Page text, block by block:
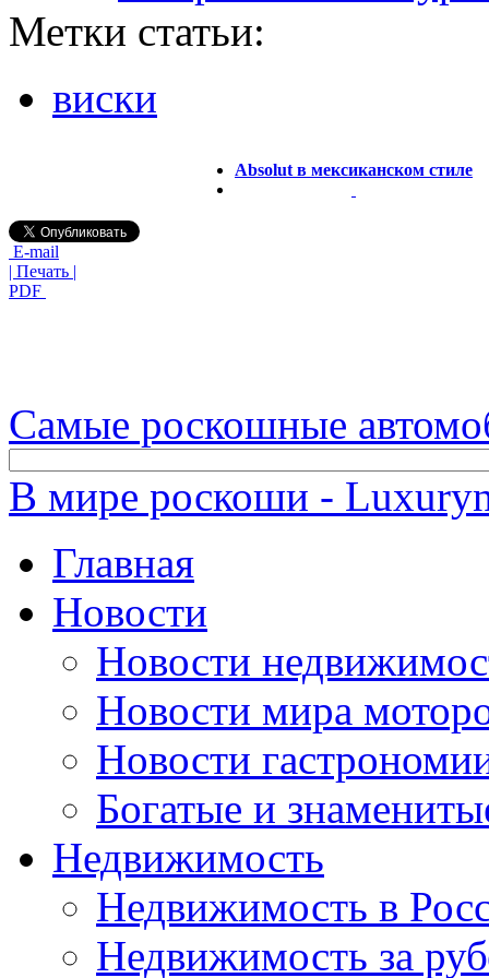
Метки статьи:
виски
Absolut в мексиканском стиле
E-mail
| Печать |
PDF
Самые роскошные
В мире роскоши -
Главная
Новости
Новости
Новости мира
Новости
Богатые и
Недвижимость
Недвижимость в
Недвижимость за